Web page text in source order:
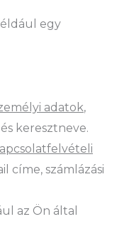
egy
adatok,
keresztneve.
címe, számlázási
az Ön által